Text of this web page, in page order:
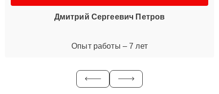
Дмитрий Сергеевич Петров
Опыт работы – 7 лет